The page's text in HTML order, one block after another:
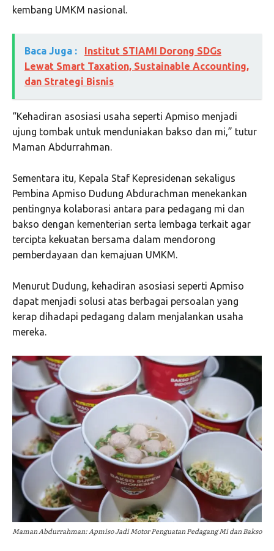
kembang UMKM nasional.
Baca Juga :
Institut STIAMI Dorong SDGs
Lewat Smart Taxation, Sustainable Accounting,
dan Strategi Bisnis
“Kehadiran asosiasi usaha seperti Apmiso menjadi
ujung tombak untuk menduniakan bakso dan mi,” tutur
Maman Abdurrahman.
Sementara itu, Kepala Staf Kepresidenan sekaligus
Pembina Apmiso Dudung Abdurachman menekankan
pentingnya kolaborasi antara para pedagang mi dan
bakso dengan kementerian serta lembaga terkait agar
tercipta kekuatan bersama dalam mendorong
pemberdayaan dan kemajuan UMKM.
Menurut Dudung, kehadiran asosiasi seperti Apmiso
dapat menjadi solusi atas berbagai persoalan yang
kerap dihadapi pedagang dalam menjalankan usaha
mereka.
Maman Abdurrahman: Apmiso Jadi Motor Penguatan Pedagang Mi dan Bakso